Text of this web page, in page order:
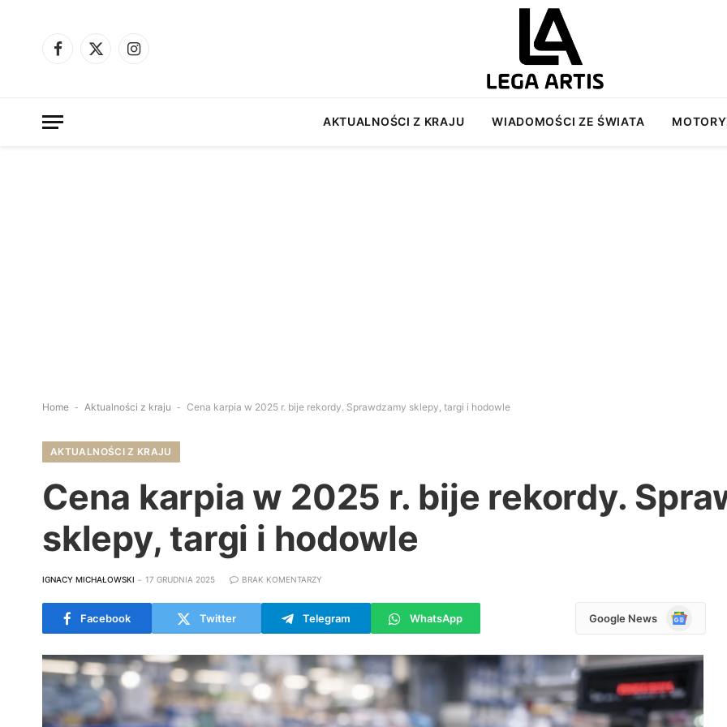
Facebook
X
Instagram
AKTUALNOŚCI Z KRAJU WIADOMOŚCI ZE ŚWIATA
Home - Aktualności z kraju - Cena karpia w 2025 r. bije rekordy. Sprawdzamy sklepy, targi i hodowle
AKTUALNOŚCI Z KRAJU
Cena karpia w 2025 r. bije rekordy.
sklepy, targi i hodowle
IGNACY MICHAŁOWSKI 17 GRUDNIA 2025 BRAK KOMENTARZY
Facebook Twitter Telegram WhatsApp Google News
Google